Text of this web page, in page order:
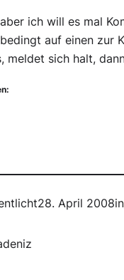
ich will es mal
auf einen zur
meldet sich halt,
28. April 2008in